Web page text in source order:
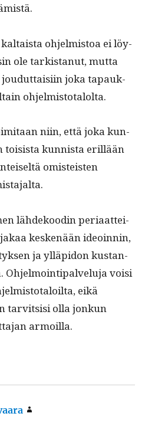
ohjelmis­toa ei löy­
ole tark­istanut, mut­ta
joudut­taisi­in joka tapauk­
ohjelmistotalolta.
niin, että joka kun­
toi­sista kun­nista eril­lään
omis­teis­ten
lähdekood­in peri­aat­tei­
keskenään ideoin­nin,
ja ylläpi­don kus­tan­
Ohjel­moin­tipalvelu­ja voisi
eikä
tarvit­sisi olla jonkun
armoilla.